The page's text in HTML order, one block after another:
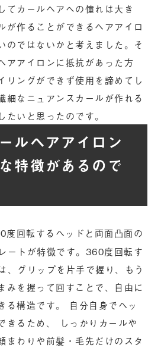
てカールヘアへの憧れは大き
が作ることができるヘアアイロ
のではないかと考えました。そ
アアイロンに抵抗があった方
リングができず使用を諦めてし
細なニュアンスカールが作れる
いと思ったのです。
ルヘアアイロン
特徴があるので
度回転するヘッドと両面凸面の
ートが特徴です。360度回転す
、グリップを片手で握り、もう
みを握って回すことで、自由に
る構造です。 自分自身でヘッ
きるため、 しっかりカールや
まわりや前髪・毛先だけのスタ